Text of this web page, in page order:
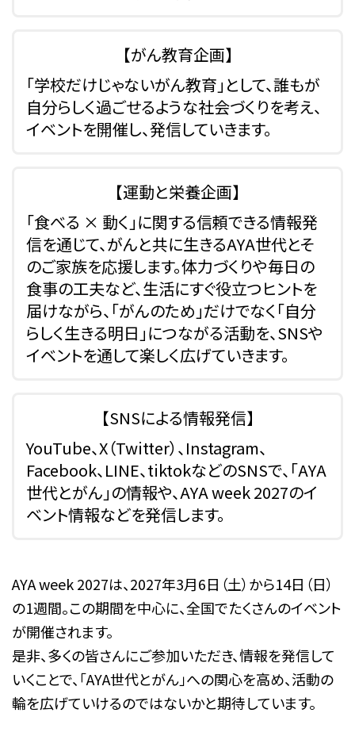
【がん教育企画】
「学校だけじゃないがん教育」として、誰もが
自分らしく過ごせるような社会づくりを考え、
イベントを開催し、発信していきます。
【運動と栄養企画】
「食べる × 動く」に関する信頼できる情報発
信を通じて、がんと共に生きるAYA世代とそ
のご家族を応援します。体力づくりや毎日の
食事の工夫など、生活にすぐ役立つヒントを
届けながら、「がんのため」だけでなく「自分
らしく生きる明日」につながる活動を、SNSや
イベントを通して楽しく広げていきます。
【SNSによる情報発信】
YouTube、X（Twitter）、Instagram、
Facebook、LINE、tiktokなどのSNSで、「AYA
世代とがん」の情報や、AYA week 2027のイ
ベント情報などを発信します。
AYA week 2027は、2027年3月6日（土）から14日（日）
の1週間。この期間を中心に、全国でたくさんのイベント
が開催されます。
是非、多くの皆さんにご参加いただき、情報を発信して
いくことで、「AYA世代とがん」への関心を高め、活動の
輪を広げていけるのではないかと期待しています。